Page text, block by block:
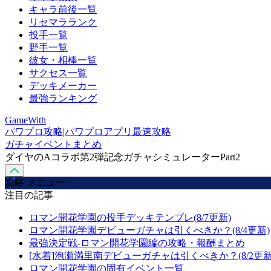
キャラ前後一覧
リセマラランク
投手一覧
野手一覧
彼女・相棒一覧
サクセス一覧
デッキメーカー
最強ランキング
GameWith
パワプロ攻略|パワプロアプリ最速攻略
ガチャイベントまとめ
ダイヤのAコラボ第2弾記念ガチャシミュレーターPart2
攻略 メニュー
注目の記事
ロマン開花学園の投手デッキテンプレ(8/7更新)
ロマン開花学園デビューガチャは引くべきか？(8/4更新)
最強決定戦-ロマン開花学園編の攻略・報酬まとめ
[水着]泡瀬満里南デビューガチャは引くべきか？(8/2更
ロマン開花学園の固有イベント一覧